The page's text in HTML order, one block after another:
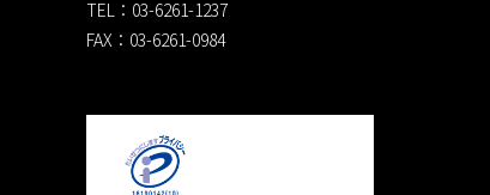
TEL：03-6261-1237
FAX：03-6261-0984